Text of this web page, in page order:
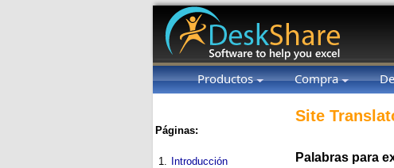
Productos Compra
Páginas:
1.
Introducción
Site
Palabras para